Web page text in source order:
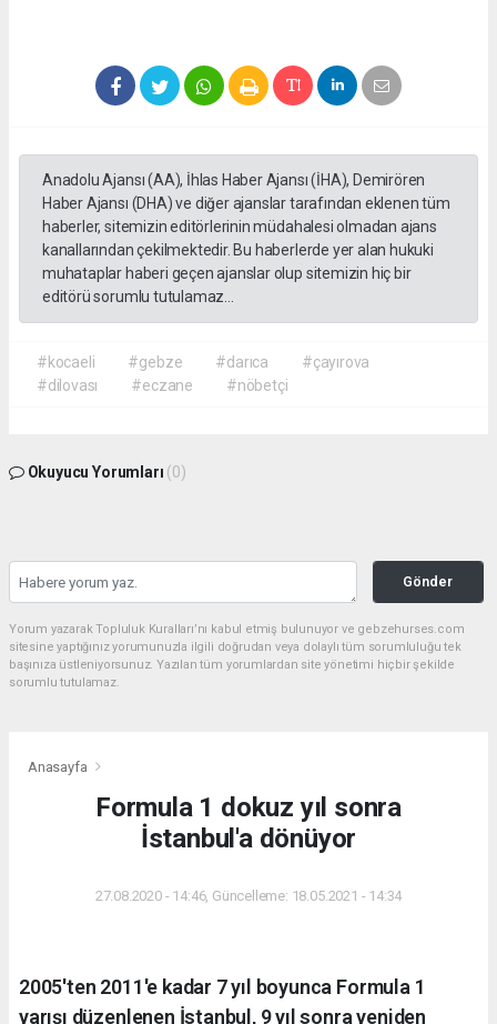
Anadolu Ajansı (AA), İhlas Haber Ajansı (İHA), Demirören
Haber Ajansı (DHA) ve diğer ajanslar tarafından eklenen tüm
haberler, sitemizin editörlerinin müdahalesi olmadan ajans
kanallarından çekilmektedir. Bu haberlerde yer alan hukuki
muhataplar haberi geçen ajanslar olup sitemizin hiç bir
editörü sorumlu tutulamaz...
#kocaeli #gebze #darıca
#çayırova
#dilovası
#eczane #nöbetçi
Okuyucu Yorumları (0)
Gönder
Yorum yazarak Topluluk Kuralları’nı kabul etmiş bulunuyor ve gebzehurses.com
sitesine yaptığınız yorumunuzla ilgili doğrudan veya dolaylı tüm sorumluluğu tek
başınıza üstleniyorsunuz. Yazılan tüm yorumlardan site yönetimi hiçbir şekilde
sorumlu tutulamaz.
Anasayfa
Formula 1 dokuz yıl sonra
İstanbul'a dönüyor
27.08.2020 - 14:46, Güncelleme: 18.05.2021 - 14:34
2005'ten 2011'e kadar 7 yıl boyunca Formula 1
yarışı düzenlenen İstanbul, 9 yıl sonra yeniden